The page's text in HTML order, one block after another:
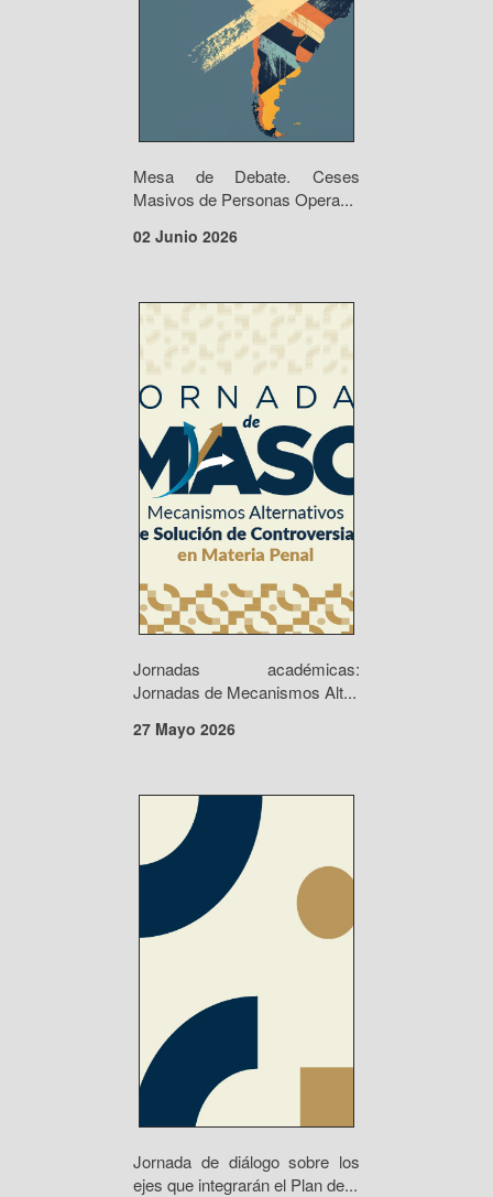
Mesa de Debate. Ceses
Masivos de Personas Opera...
02 Junio 2026
Jornadas académicas:
Jornadas de Mecanismos Alt...
27 Mayo 2026
Jornada de diálogo sobre los
ejes que integrarán el Plan de...